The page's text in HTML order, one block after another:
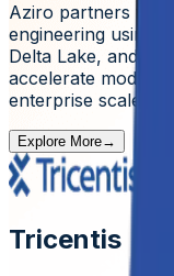
Aziro partners with
engineering using
Delta Lake, and
accelerate model
enterprise scale AI.
Explore More→
Tricentis